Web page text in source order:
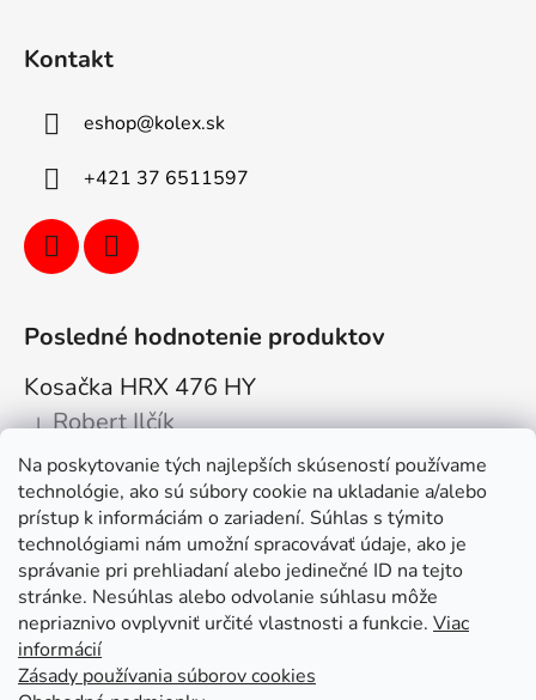
Na poskytovanie tých najlepších skúseností používame
technológie, ako sú súbory cookie na ukladanie a/alebo
prístup k informáciám o zariadení. Súhlas s týmito
technológiami nám umožní spracovávať údaje, ako je
správanie pri prehliadaní alebo jedinečné ID na tejto
stránke. Nesúhlas alebo odvolanie súhlasu môže
nepriaznivo ovplyvniť určité vlastnosti a funkcie. Viac
informácií
Zásady používania súborov cookies
Kontakt
eshop@kolex.sk
+421 37 6511597
Posledné hodnotenie produktov
Kosačka HRX 476 HY
Hodnotenie produktu je 5 z 5 hviezdičiek.
| Robert Ilčík
Super. Odporúčam
Facebook